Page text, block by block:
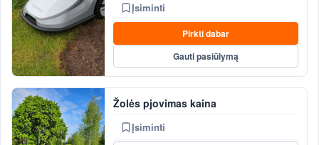
Įsiminti
Pirkti dabar
Gauti pasiūlymą
Žolės pjovimas kaina
Įsiminti